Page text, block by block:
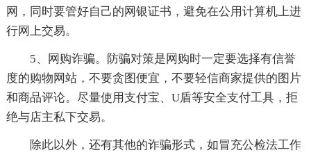
网，同时要管好自己的网银证书，避免在公用计算机上进
行网上交易。
5、网购诈骗。防骗对策是网购时一定要选择有信誉
度的购物网站，不要贪图便宜，不要轻信商家提供的图片
和商品评论。尽量使用支付宝、U盾等安全支付工具，拒
绝与店主私下交易。
除此以外，还有其他的诈骗形式，如冒充公检法工作